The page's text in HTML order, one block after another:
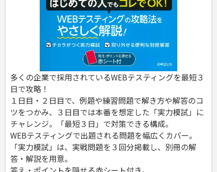
電気・危険物
スキル・キャリアアップ
危険物取扱者
消防設備士
その他資格試験
多くの企業で採用されているWEBテスティングを最短３
日で攻略！
１日目・２日目で、例題や練習問題で解き方や解答のコ
ツをつかみ、３日目では本番を想定した「実力模試」に
チャレンジ。「最短３日」で対策できる構成。
WEBテスティングで出題される問題を幅広くカバー。
「実力模試」は、実戦問題を３回分掲載し、別冊の解
答・解説を用意。